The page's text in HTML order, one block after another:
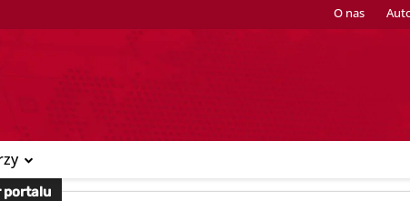
O nas
portalu